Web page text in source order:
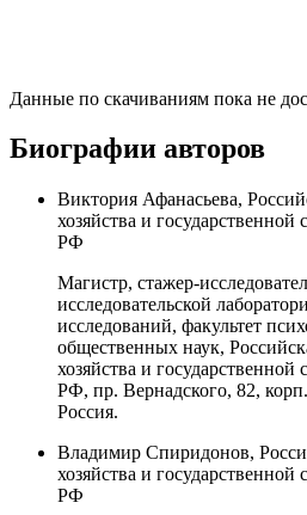
Данные по скачиваниям пока не
Биографии авторов
Виктория Афанасьева,
хозяйства и
РФ
Магистр, стажер-
исследовательской
исследований, факультет
общественных наук,
хозяйства и
РФ, пр. Вернадского, 82,
Россия.
Владимир Спиридонов,
хозяйства и
РФ